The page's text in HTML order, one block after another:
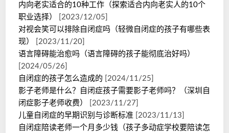
内向老实适合的10种工作（探索适合内向老实人的10个
职业选择）
[2023/12/05]
对视会笑可以排除自闭症吗（轻微自闭症的孩子有哪些表
现）
[2023/11/20]
语言障碍能治愈吗（语言障碍的孩子能彻底治好吗）
[2024/05/26]
自闭症的孩子怎么造成的 [2024/11/25]
影子老师是什么？自闭症孩子需要影子老师吗？（深圳自
闭症影子老师收费）
[2023/11/27]
儿童自闭症的早期识别与诊断标准 [2023/11/13]
自闭症陪读老师一个月多少钱（孩子多动症学校要陪读怎